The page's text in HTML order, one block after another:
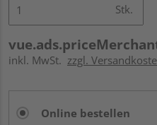
Stk.
inkl. MwSt. zzgl.
Online bestellen